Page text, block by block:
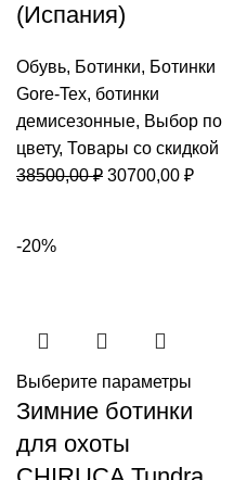
(Испания)
Обувь, Ботинки, Ботинки
Gore-Tex, ботинки
демисезонные, Выбор по
цвету, Товары со скидкой
38500,00₽ Первоначальная
30700,00 ₽
-20%
Выберите параметры
Зимние ботинки
для охоты